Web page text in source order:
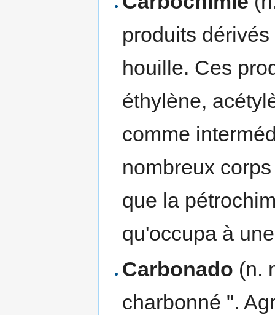
produits
houille. Ces
éthylène,
comme
nombreux
que la
qu'occupa à
Carbonado (n.
charbonné ".